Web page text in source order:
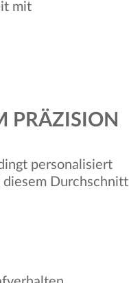
mit
PRÄZISION
personalisiert
Durchschnitt